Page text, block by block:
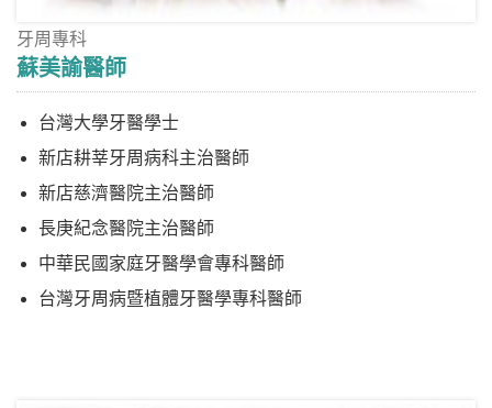
牙周專科
蘇美諭醫師
台灣大學牙醫學士
新店耕莘牙周病科主治醫師
新店慈濟醫院主治醫師
長庚紀念醫院主治醫師
中華民國家庭牙醫學會專科醫師
台灣牙周病暨植體牙醫學專科醫師